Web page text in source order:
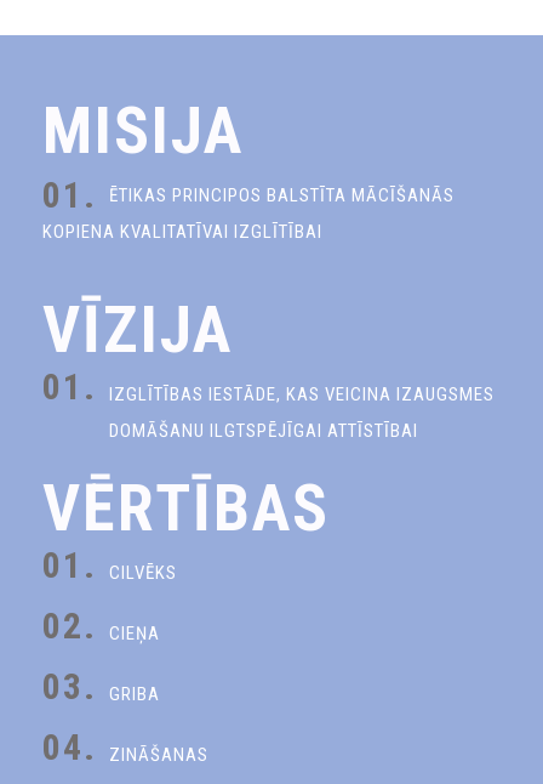
MISIJA
01.
ĒTIKAS PRINCIPOS BALSTĪTA MĀCĪŠANĀS
KOPIENA KVALITATĪVAI IZGLĪTĪBAI
VĪZIJA
01.
IZGLĪTĪBAS IESTĀDE, KAS VEICINA IZAUGSMES
DOMĀŠANU ILGTSPĒJĪGAI ATTĪSTĪBAI
VĒRTĪBAS
01. CILVĒKS
02. CIEŅA
03. GRIBA
04. ZINĀŠANAS